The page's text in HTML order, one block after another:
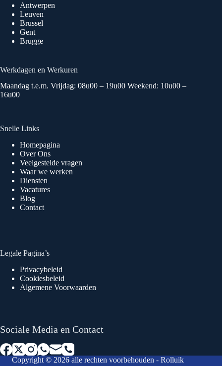
Antwerpen
Leuven
Brussel
Gent
Brugge
Werkdagen en Werkuren
Maandag t.e.m. Vrijdag: 08u00 – 19u00 Weekend: 10u00 –
16u00
Snelle Links
Homepagina
Over Ons
Veelgestelde vragen
Waar we werken
Diensten
Vacatures
Blog
Contact
Legale Pagina’s
Privacybeleid
Cookiesbeleid
Algemene Voorwaarden
Sociale Media en Contact
Copyright © 2026 alle rechten voorbehouden - Rolluik